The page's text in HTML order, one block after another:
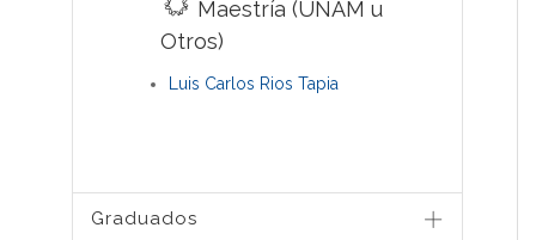
Maestría (UNAM u
Otros)
Luis Carlos Rios Tapia
Graduados